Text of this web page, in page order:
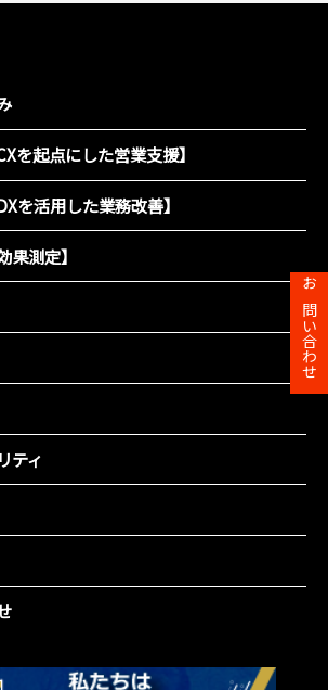
お問い合わせ
を起点にした営業支援】
ティング
ン支援サービス
ンツ
ラシ 買適ミッケ!
ディング
データ活用）
ービス（＋LINKS）
を活用した業務改善】
販促物制作支援システム
ポート
果測定】
シャル分析
分析
イン研究所
セージ
セージと決算解説
イト
ティ
組み